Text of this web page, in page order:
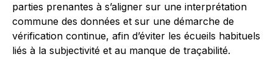
parties prenantes à s’aligner sur une interprétation
commune des données et sur une démarche de
vérification continue, afin d’éviter les écueils habituels
liés à la subjectivité et au manque de traçabilité.